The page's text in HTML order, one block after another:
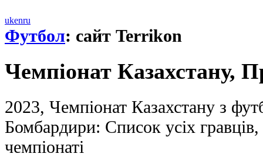
ukenru
Футбол: сайт Terrikon
Чемпіонат Казахстану,
2023, Чемпіонат Казахстану з
Бомбардири: Список усіх
чемпіонаті